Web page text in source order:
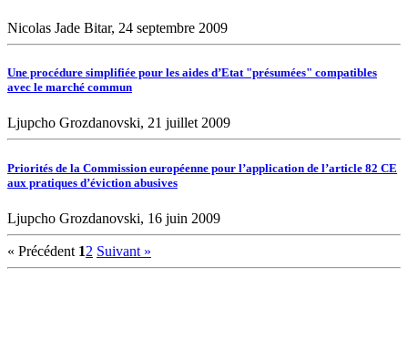
Nicolas Jade Bitar, 24 septembre 2009
Une procédure simplifiée pour les aides d’Etat "présumées" compatibles
avec le marché commun
Ljupcho Grozdanovski, 21 juillet 2009
Priorités de la Commission européenne pour l’application de l’article 82 CE
aux pratiques d’éviction abusives
Ljupcho Grozdanovski, 16 juin 2009
« Précédent 12 Suivant »